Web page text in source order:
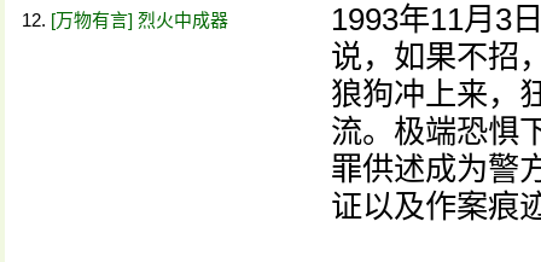
[万物有言] 烈火中成器
1993年11月3
说，如果不招
狼狗冲上来，
流。极端恐惧
罪供述成为警
证以及作案痕